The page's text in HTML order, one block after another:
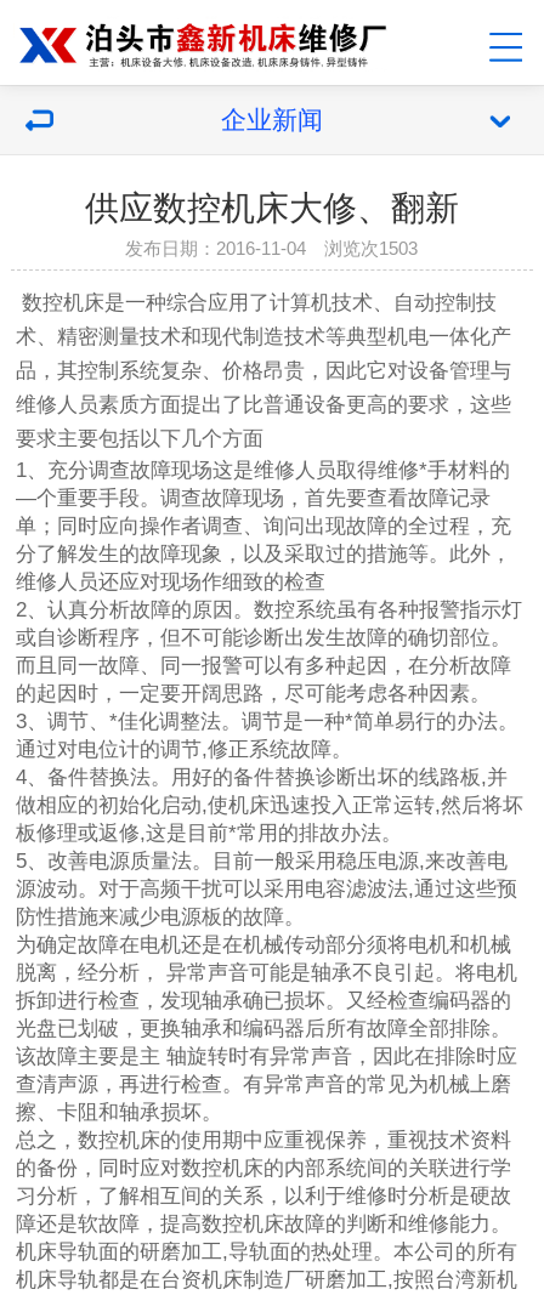
企业新闻
供应数控机床大修、翻新
发布日期：2016-11-04 浏览次1503
数控机床是一种综合应用了计算机技术、自动控制技
术、精密测量技术和现代制造技术等典型机电一体化产
品，其控制系统复杂、价格昂贵，因此它对设备管理与
维修人员素质方面提出了比普通设备更高的要求，这些
要求主要包括以下几个方面
1、充分调查故障现场这是维修人员取得维修*手材料的
—个重要手段。调查故障现场，首先要查看故障记录
单；同时应向操作者调查、询问出现故障的全过程，充
分了解发生的故障现象，以及采取过的措施等。此外，
维修人员还应对现场作细致的检查
2、认真分析故障的原因。数控系统虽有各种报警指示灯
或自诊断程序，但不可能诊断出发生故障的确切部位。
而且同一故障、同一报警可以有多种起因，在分析故障
的起因时，一定要开阔思路，尽可能考虑各种因素。
3、调节、*佳化调整法。调节是一种*简单易行的办法。
通过对电位计的调节,修正系统故障。
4、备件替换法。用好的备件替换诊断出坏的线路板,并
做相应的初始化启动,使机床迅速投入正常运转,然后将坏
板修理或返修,这是目前*常用的排故办法。
5、改善电源质量法。目前一般采用稳压电源,来改善电
源波动。对于高频干扰可以采用电容滤波法,通过这些预
防性措施来减少电源板的故障。
为确定故障在电机还是在机械传动部分须将电机和机械
脱离，经分析， 异常声音可能是轴承不良引起。将电机
拆卸进行检查，发现轴承确已损坏。又经检查编码器的
光盘已划破，更换轴承和编码器后所有故障全部排除。
该故障主要是主 轴旋转时有异常声音，因此在排除时应
查清声源，再进行检查。有异常声音的常见为机械上磨
擦、卡阻和轴承损坏。
总之，数控机床的使用期中应重视保养，重视技术资料
的备份，同时应对数控机床的内部系统间的关联进行学
习分析，了解相互间的关系，以利于维修时分析是硬故
障还是软故障，提高数控机床故障的判断和维修能力。
机床导轨面的研磨加工,导轨面的热处理。本公司的所有
机床导轨都是在台资机床制造厂研磨加工,按照台湾新机